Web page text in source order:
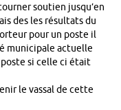
soutien jusqu’en
des les résultats du
pour un poste il
municipale actuelle
si celle ci était
le vassal de cette